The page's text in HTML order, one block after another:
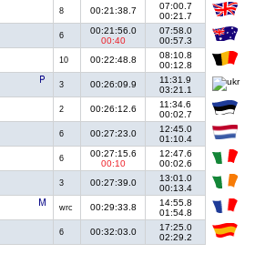
8 00:21:38.7
07:00.7
00:21.7
6
00:21:56.0
00:40
07:58.0
00:57.3
10 00:22:48.8
08:10.8
00:12.8
3 00:26:09.9
11:31.9
03:21.1
2 00:26:12.6
11:34.6
00:02.7
6 00:27:23.0
12:45.0
01:10.4
6
00:27:15.6
00:10
12:47.6
00:02.6
3 00:27:39.0
13:01.0
00:13.4
wrc 00:29:33.8
14:55.8
01:54.8
6 00:32:03.0
17:25.0
02:29.2